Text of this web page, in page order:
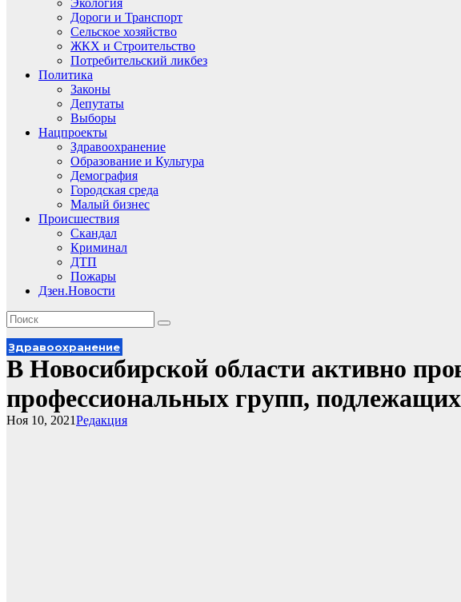
Экология
Дороги и Транспорт
Сельское хозяйство
ЖКХ и Строительство
Потребительский ликбез
Политика
Законы
Депутаты
Выборы
Нацпроекты
Здравоохранение
Образование и Культура
Демография
Городская среда
Малый бизнес
Происшествия
Скандал
Криминал
ДТП
Пожары
Дзен.Новости
Здравоохранение
В Новосибирской области активно
профессиональных групп,
Редакция
Ноя 10, 2021